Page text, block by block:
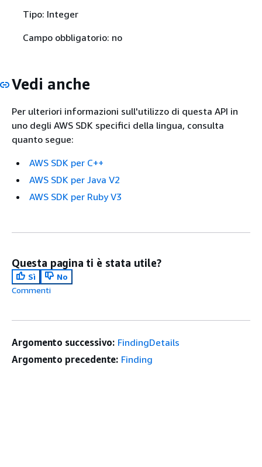
Tipo: Integer
Campo obbligatorio: no
Vedi anche
Per ulteriori informazioni sull'utilizzo di questa API in
uno degli AWS SDK specifici della lingua, consulta
quanto segue:
AWS SDK per C++
AWS SDK per Java V2
AWS SDK per Ruby V3
Questa pagina ti è stata utile?
Sì
No
Commenti
Argomento successivo: FindingDetails
Argomento precedente: Finding